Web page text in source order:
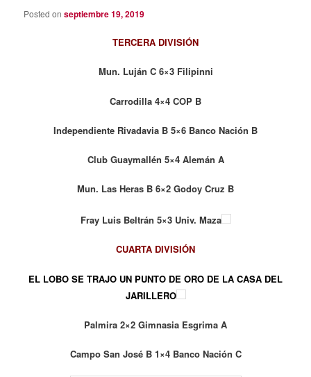
Posted onseptiembre 19, 2019
TERCERA DIVISIÓN
Mun. Luján C 6×3 Filipinni
Carrodilla 4×4 COP B
Independiente Rivadavia B 5×6 Banco Nación B
Club Guaymallén 5×4 Alemán A
Mun. Las Heras B 6×2 Godoy Cruz B
Fray Luis Beltrán 5×3 Univ. Maza
CUARTA DIVISIÓN
EL LOBO SE TRAJO UN PUNTO DE ORO DE LA CASA DEL
JARILLERO
Palmira 2×2 Gimnasia Esgrima A
Campo San José B 1×4 Banco Nación C